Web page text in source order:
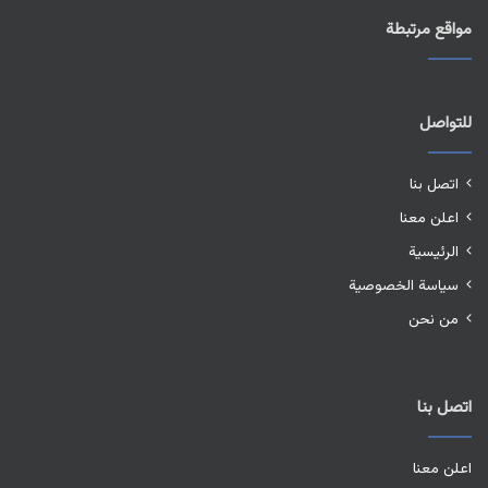
مواقع مرتبطة
للتواصل
اتصل بنا
اعلن معنا
الرئيسية
سياسة الخصوصية
من نحن
اتصل بنا
اعلن معنا